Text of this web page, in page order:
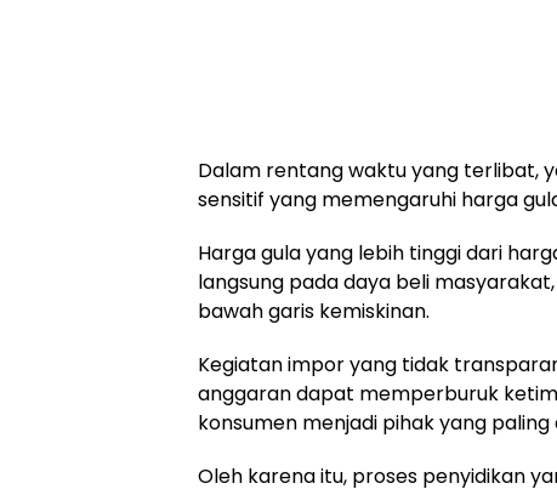
Dalam rentang waktu yang terlibat,
sensitif yang memengaruhi harga
Harga gula yang lebih tinggi dari
langsung pada daya beli
bawah garis kemiskinan.
Kegiatan impor yang tidak
anggaran dapat memperburuk
konsumen menjadi pihak yang paling
Oleh karena itu, proses penyidikan